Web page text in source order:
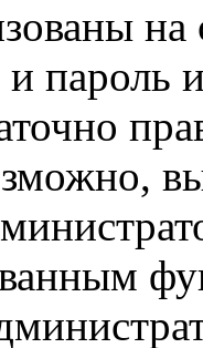
на
и пароль